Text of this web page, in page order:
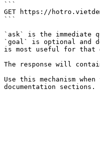
```
GET https://
```
`ask` is the immediate
`goal` is optional and
is most useful for that
The response will
Use this mechanism